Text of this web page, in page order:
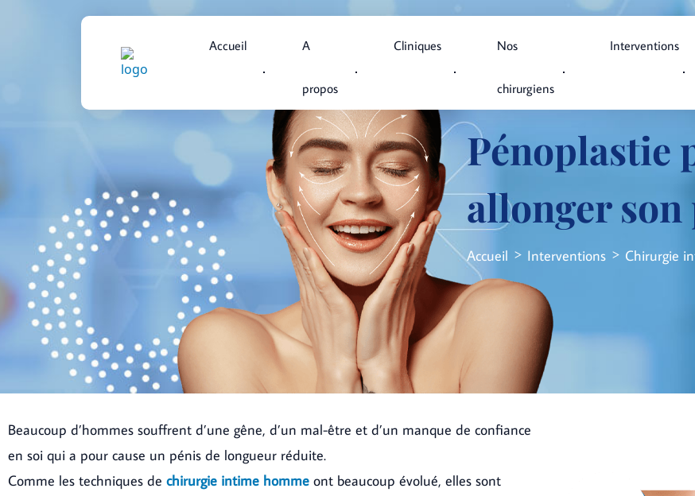
Accueil A
propos
Cliniques Nos
chirurgiens
Interventions
Pénoplastie
allonger son
Accueil Interventions Chirurgie
Beaucoup d’hommes souffrent d’une gêne, d’un mal-être et d’un manque de confiance
en soi qui a pour cause un pénis de longueur réduite.
Comme les techniques de chirurgie intime homme ont beaucoup évolué, elles sont